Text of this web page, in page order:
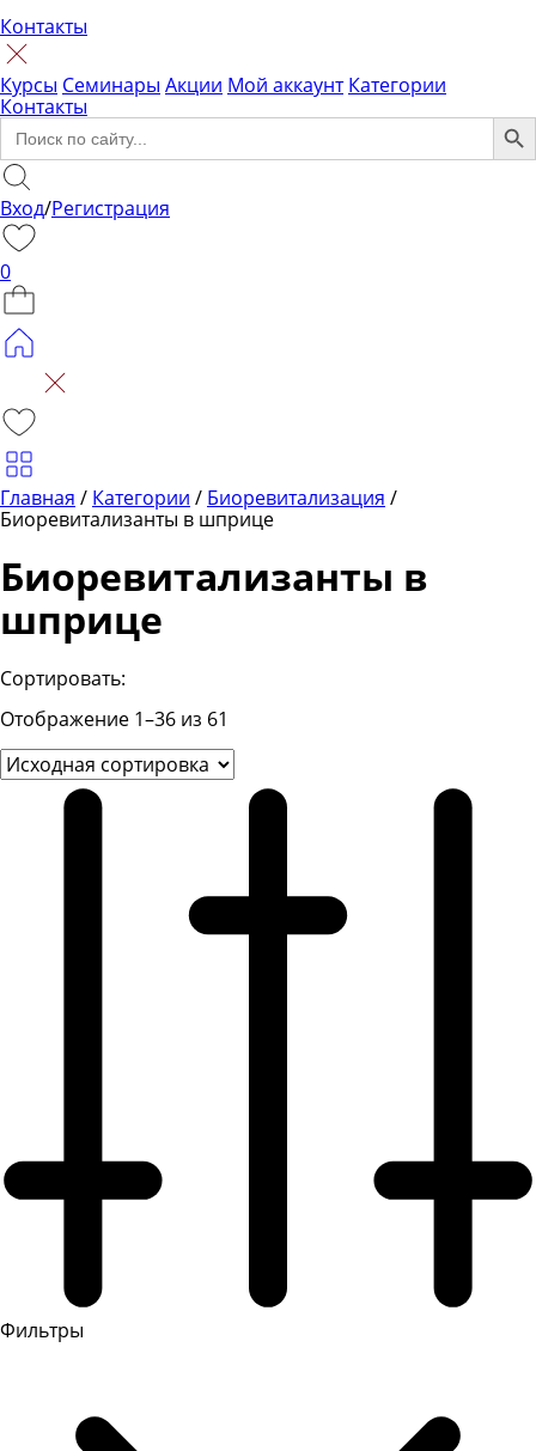
Контакты
Курсы Семинары Акции Мой аккаунт Категории
Контакты
Search
for:
Search
Вход/Регистрация
0
Главная / Категории / Биоревитализация /
Биоревитализанты в шприце
Биоревитализанты в
шприце
Сортировать:
Отображение 1–36 из 61
Фильтры